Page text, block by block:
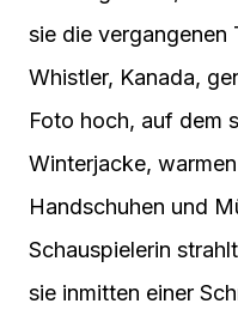
sie die vergangenen
Whistler, Kanada,
Foto hoch, auf dem
Winterjacke,
Handschuhen und
Schauspielerin
sie inmitten einer